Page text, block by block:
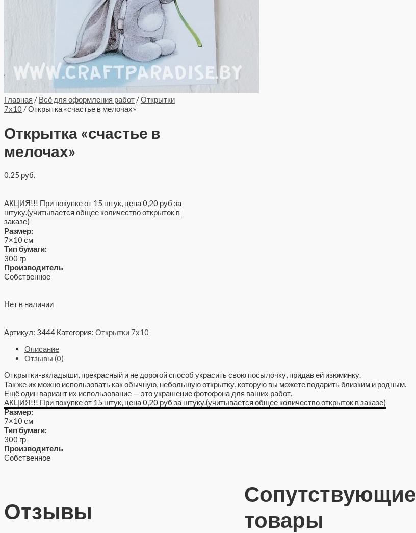
Главная / Всё для оформления работ/Открытки
7x10 / Открытка «счастье в мелочах»
Открытка «счастье в
мелочах»
0.25 руб.
АКЦИЯ!!! При покупке от 15 штук, цена 0,20 руб за
штуку.(учитывается общее количество открыток в
заказе)
Размер:
7×10 см
Тип бумаги:
300 гр
Производитель
Собственное
Нет в наличии
Артикул: 3444 Категория: Открытки 7x10
Описание
Отзывы (0)
Открытки-вкладыши, прекрасный и не дорогой способ украсить свою посылочку, придав ей изюминку.
Так же их можно использовать как обычную, небольшую открытку, которую вы можете подарить близким и родным.
Ещё один вариант их использование — это украшение фотофона для ваших работ.
АКЦИЯ!!! При покупке от 15 штук, цена 0,20 руб за штуку.(учитывается общее количество открыток в заказе)
Размер:
7×10 см
Тип бумаги:
300 гр
Производитель
Собственное
Отзывы
Сопутствующие
товары